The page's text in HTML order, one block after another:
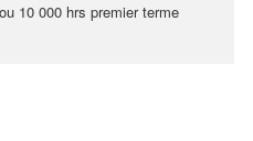
10 000 hrs premier terme